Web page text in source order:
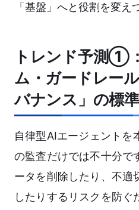
「基盤」へと役割を変え
トレンド予測①
ム・ガードレー
バナンス」の標
自律型AIエージェントを
の監査だけでは不十分で
ータを削除したり、不適
したりするリスクを防ぐ